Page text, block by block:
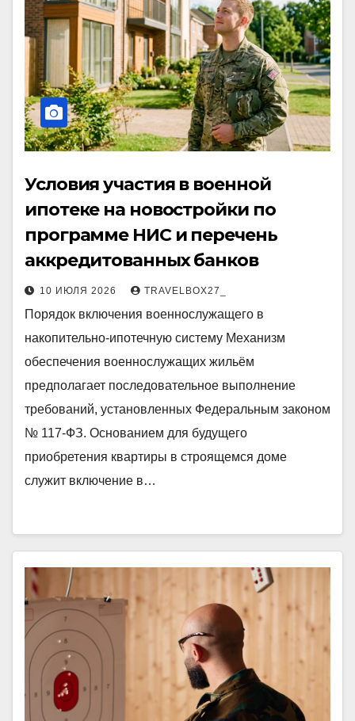
Условия участия в военной
ипотеке на новостройки по
программе НИС и перечень
аккредитованных банков
10 ИЮЛЯ 2026 TRAVELBOX27_
Порядок включения военнослужащего в
накопительно-ипотечную систему Механизм
обеспечения военнослужащих жильём
предполагает последовательное выполнение
требований, установленных Федеральным законом
№ 117-ФЗ. Основанием для будущего
приобретения квартиры в строящемся доме
служит включение в…